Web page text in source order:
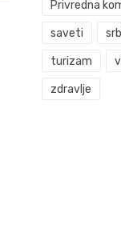
Privredna
saveti
turizam
zdravlje